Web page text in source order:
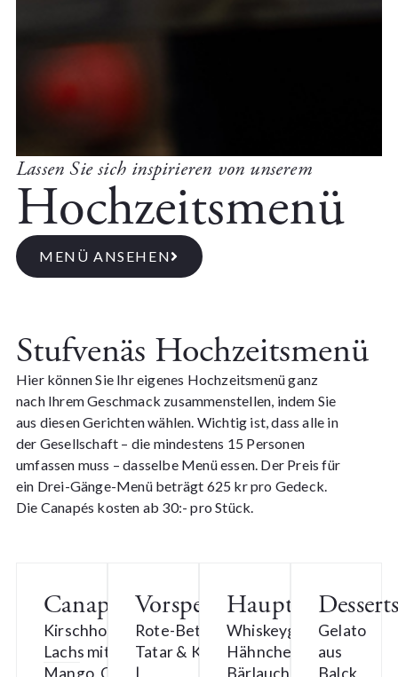
Lassen Sie sich inspirieren von unserem
Hochzeitsmenü
MENÜ ANSEHEN
Stufvenäs Hochzeitsmenü
Hier können Sie Ihr eigenes Hochzeitsmenü ganz
nach Ihrem Geschmack zusammenstellen, indem Sie
aus diesen Gerichten wählen. Wichtig ist, dass alle in
der Gesellschaft – die mindestens 15 Personen
umfassen muss – dasselbe Menü essen. Der Preis für
ein Drei-Gänge-Menü beträgt 625 kr pro Gedeck.
Die Canapés kosten ab 30:- pro Stück.
Canapés
Kirschholzgeräucherter
Lachs mit Pak Choi,
Mango, Chili &
Vorspeisen
Rote-Bete-
Tatar & Kirsche
|
Hauptgerichte
Whiskeygeräucherte
Hähnchenbrust |
Bärlauch-Velouté |
Gelato
aus
Balck